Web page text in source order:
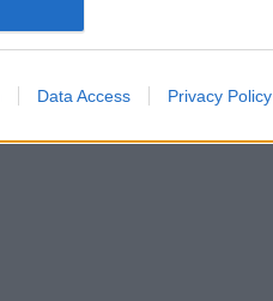
Data Access Privacy Policy